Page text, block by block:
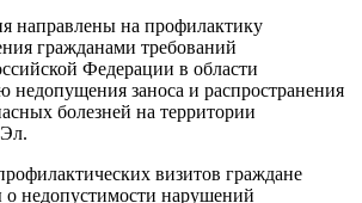
направлены на профилактику
гражданами требований
Федерации в области
недопущения заноса и распространения
болезней на территории
визитов граждане
недопустимости нарушений